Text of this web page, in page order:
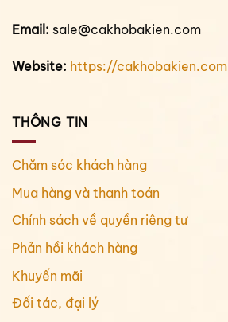
Email: sale@cakhobakien.com
Website: https://cakhobakien.com
THÔNG TIN
Chăm sóc khách hàng
Mua hàng và thanh toán
Chính sách về quyền riêng tư
Phản hồi khách hàng
Khuyến mãi
Đối tác, đại lý